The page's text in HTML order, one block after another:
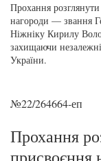
Прохання
нагороди — звання
Ніжніку Кирилу
захищаючи
України.
№22/264664-еп
Прохання